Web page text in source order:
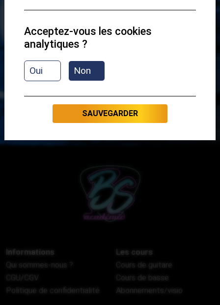
Oui Non
Acceptez-vous les cookies
analytiques ?
SAUVEGARDER
Informations
Qui sommes-nous ?
CGU/CGV
Politique de confidentialité
Les cours
Cours de guitare
Cours de basse
Abonnements/visio